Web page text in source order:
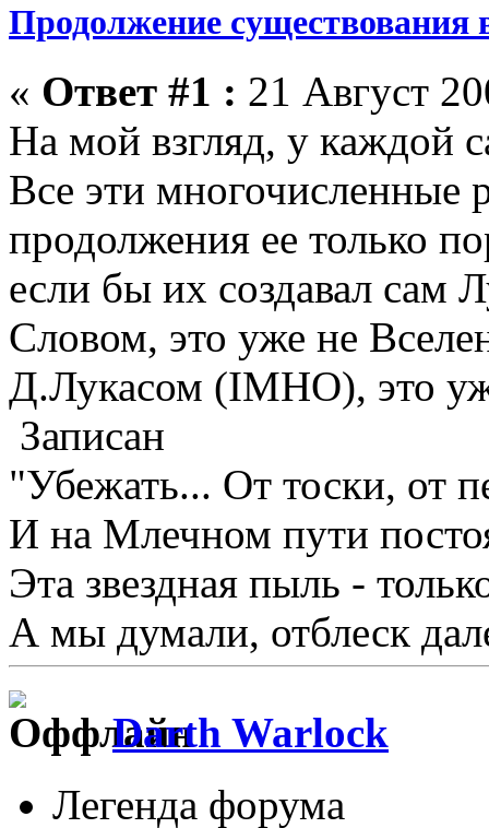
Продолжение существования
« Ответ #1 : 21 Август
На мой взгляд, у каждой
Все эти многочисленные
продолжения ее только
если бы их создавал сам
Словом, это уже не
Д.Лукасом (IMHO), это
Записан
"Убежать... От тоски, от
И на Млечном пути
Эта звездная пыль -
А мы думали, отблеск
Darth Warlock
Легенда форума